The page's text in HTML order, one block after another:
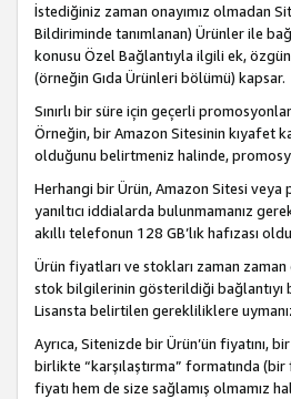
İstediğiniz zaman onayımız olmadan
Bildiriminde tanımlanan) Ürünler ile
konusu Özel Bağlantıyla ilgili ek,
(örneğin Gıda Ürünleri bölümü) kapsar.
Sınırlı bir süre için geçerli
Örneğin, bir Amazon Sitesinin kıyafet
olduğunu belirtmeniz halinde,
Herhangi bir Ürün, Amazon Sitesi veya
yanıltıcı iddialarda bulunmamanız
akıllı telefonun 128 GB’lık hafızası
Ürün fiyatları ve stokları zaman
stok bilgilerinin gösterildiği bağlantıyı
Lisansta belirtilen gerekliliklere
Ayrıca, Sitenizde bir Ürün’ün fiyatını,
birlikte “karşılaştırma” formatında
fiyatı hem de size sağlamış olmamız